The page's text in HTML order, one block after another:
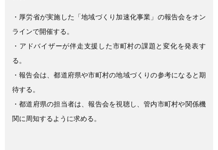
・厚労省が実施した「地域づくり加速化事業」の報告会をオン
ラインで開催する。
・アドバイザーが伴走支援した市町村の課題と変化を発表す
る。
・報告会は、都道府県や市町村の地域づくりの参考になると期
待する。
・都道府県の担当者は、報告会を視聴し、管内市町村や関係機
関に周知するように求める。